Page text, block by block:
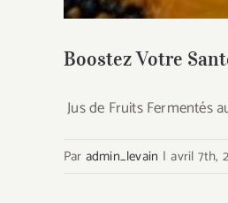
Boostez Votre
Jus de Fruits Fermentés
Par admin_levain | avril 7th,